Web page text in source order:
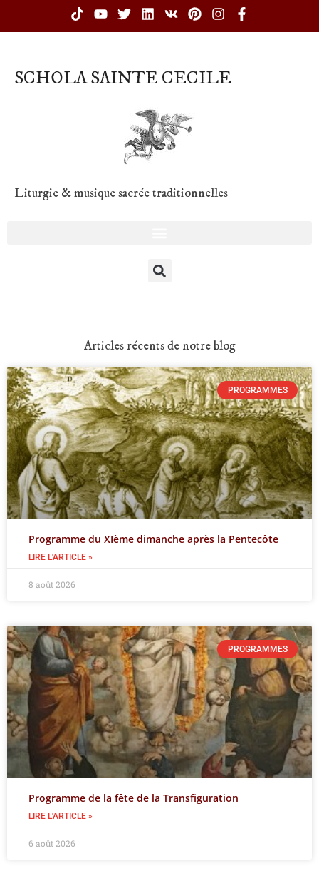
SCHOLA SAINTE CECILE
Liturgie & musique sacrée traditionnelles
Articles récents de notre blog
PROGRAMMES
Programme du XIème dimanche après la Pentecôte
LIRE L'ARTICLE »
8 août 2026
PROGRAMMES
Programme de la fête de la Transfiguration
LIRE L'ARTICLE »
6 août 2026